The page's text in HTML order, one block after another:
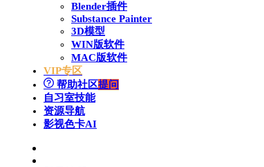
Blender插件
Substance Painter
3D模型
WIN版软件
MAC版软件
VIP专区
帮助社区提问
自习室技能
资源导航
影视色卡AI